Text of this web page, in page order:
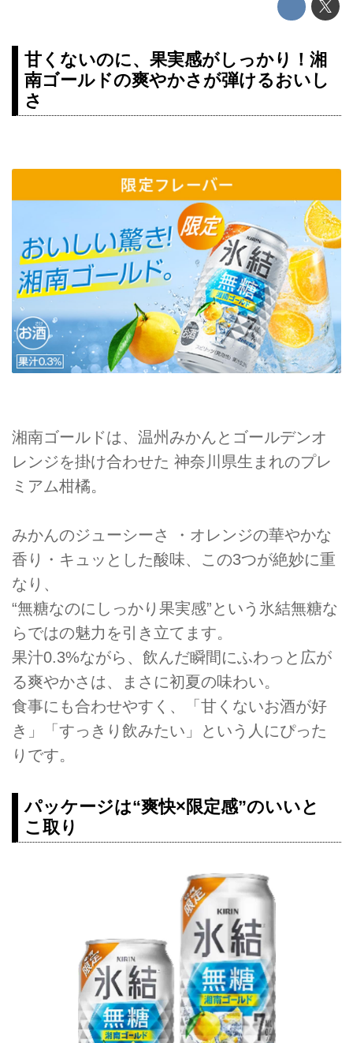
甘くないのに、果実感がしっかり！湘
南ゴールドの爽やかさが弾けるおいし
さ
湘南ゴールドは、温州みかんとゴールデンオ
レンジを掛け合わせた 神奈川県生まれのプレ
ミアム柑橘。
みかんのジューシーさ ・オレンジの華やかな
香り・キュッとした酸味、この3つが絶妙に重
なり、
“無糖なのにしっかり果実感”という氷結無糖な
らではの魅力を引き立てます。
果汁0.3%ながら、飲んだ瞬間にふわっと広が
る爽やかさは、まさに初夏の味わい。
食事にも合わせやすく、「甘くないお酒が好
き」「すっきり飲みたい」という人にぴった
りです。
パッケージは“爽快×限定感”のいいと
こ取り